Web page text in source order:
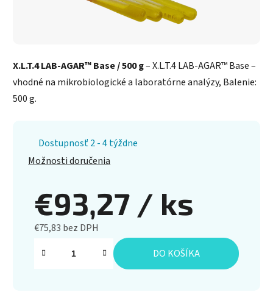
X.L.T.4 LAB-AGAR™ Base / 500 g– X.L.T.4 LAB-AGAR™ Base –
vhodné na mikrobiologické a laboratórne analýzy, Balenie:
500 g.
Dostupnosť 2 - 4 týždne
Možnosti doručenia
€93,27 / ks
€75,83 bez DPH
Jednotková cena:
DO KOŠÍKA